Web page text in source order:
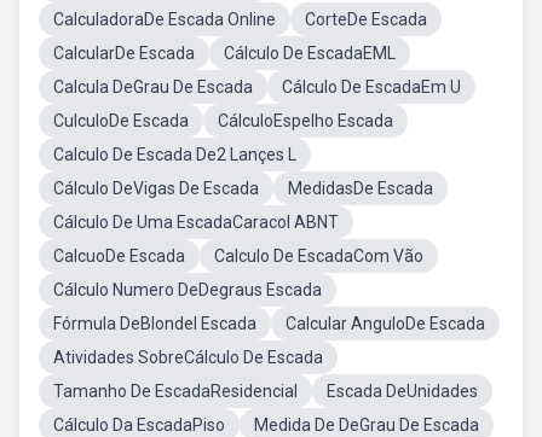
CalculadoraDe Escada Online
CorteDe Escada
CalcularDe Escada
Cálculo De EscadaEML
Calcula DeGrau De Escada
Cálculo De EscadaEm U
CulculoDe Escada
CálculoEspelho Escada
Calculo De Escada De2 Lançes L
Cálculo DeVigas De Escada
MedidasDe Escada
Cálculo De Uma EscadaCaracol ABNT
CalcuoDe Escada
Calculo De EscadaCom Vão
Cálculo Numero DeDegraus Escada
Fórmula DeBlondel Escada
Calcular AnguloDe Escada
Atividades SobreCálculo De Escada
Tamanho De EscadaResidencial
Escada DeUnidades
Cálculo Da EscadaPiso
Medida De DeGrau De Escada